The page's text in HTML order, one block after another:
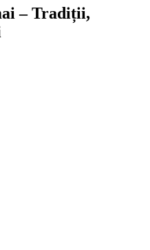
– Tradiții,